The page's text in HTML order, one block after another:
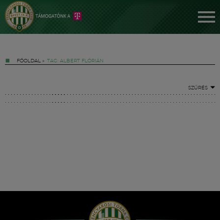
FŐOLDAL » TAG: ALBERT FLÓRIÁN
SZŰRÉS
Hírek